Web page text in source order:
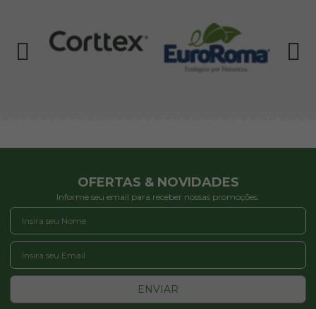
OFERTAS & NOVIDADES
Informe seu email para receber nossas promoções:
ENVIAR